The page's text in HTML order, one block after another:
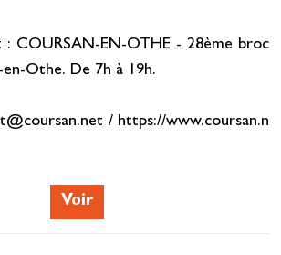
: COURSAN-EN-OTHE - 28ème broc
Othe. De 7h à 19h.
/ https://www.coursan.n
Voir